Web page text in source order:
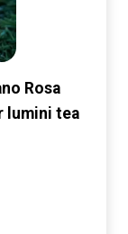
Rosa
lumini tea